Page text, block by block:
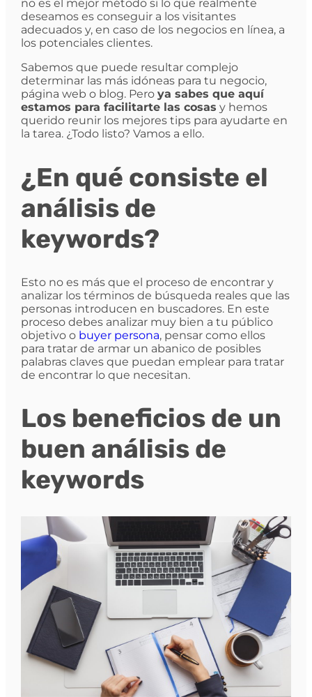
no es el mejor método si lo que realmente
deseamos es conseguir a los visitantes
adecuados y, en caso de los negocios en línea, a
los potenciales clientes.
Sabemos que puede resultar complejo
determinar las más idóneas para tu negocio,
página web o blog. Pero ya sabes que aquí
estamos para facilitarte las cosas y hemos
querido reunir los mejores tips para ayudarte en
la tarea. ¿Todo listo? Vamos a ello.
¿En qué consiste el
análisis de
keywords?
Esto no es más que el proceso de encontrar y
analizar los términos de búsqueda reales que las
personas introducen en buscadores. En este
proceso debes analizar muy bien a tu público
objetivo o buyer persona, pensar como ellos
para tratar de armar un abanico de posibles
palabras claves que puedan emplear para tratar
de encontrar lo que necesitan.
Los beneficios de un
buen análisis de
keywords